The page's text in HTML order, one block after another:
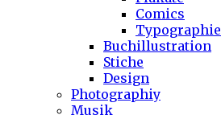
Comics
Typographie
Buchillustration
Stiche
Design
Photographiy
Musik